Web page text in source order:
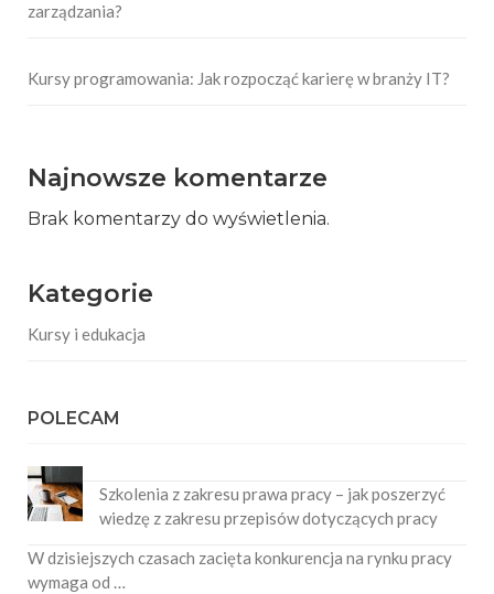
zarządzania?
Kursy programowania: Jak rozpocząć karierę w branży IT?
Najnowsze komentarze
Brak komentarzy do wyświetlenia.
Kategorie
Kursy i edukacja
POLECAM
Szkolenia z zakresu prawa pracy – jak poszerzyć
wiedzę z zakresu przepisów dotyczących pracy
W dzisiejszych czasach zacięta konkurencja na rynku pracy
wymaga od …